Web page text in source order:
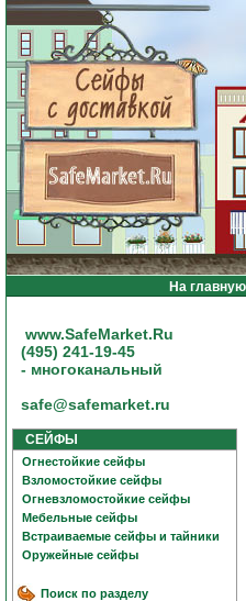
На главную
www.SafeMarket.Ru
(495) 241-19-45
- многоканальный
safe@safemarket.ru
СЕЙФЫ
Огнестойкие сейфы
Взломостойкие сейфы
Огневзломостойкие сейфы
Мебельные сейфы
Встраиваемые сейфы и тайники
Оружейные сейфы
Поиск по разделу